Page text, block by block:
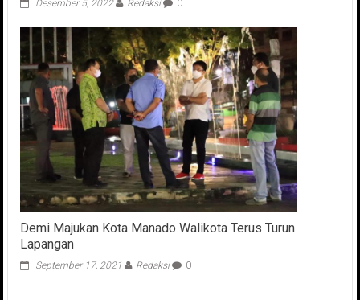
Desember 5, 2022 Redaksi 0
Demi Majukan Kota Manado Walikota Terus Turun
Lapangan
September 17, 2021 Redaksi 0